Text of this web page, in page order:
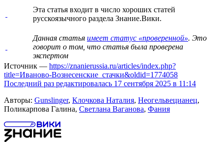
Эта статья входит в число хороших статей
русскоязычного раздела Знание.Вики.
Данная статья имеет статус «проверенной». Это
говорит о том, что статья была проверена
экспертом
Источник — https://znanierussia.ru/articles/index.php?
title=Иваново-Вознесенские_стачки&oldid=1774058
Последний раз редактировалась 17 сентября 2025 в 11:14
Авторы: Gunslinger, Клочкова Наталия, Неогельвецианец,
Поликарпова Галина, Светлана Ваганова, Фания